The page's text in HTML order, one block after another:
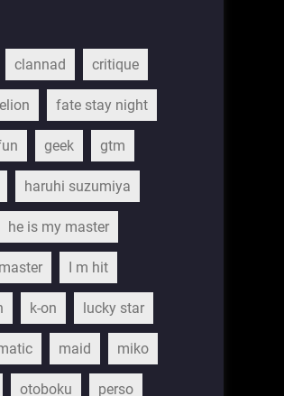
clannad critique
fate stay night
geek gtm
haruhi suzumiya
he is my master
I m hit
k-on lucky star
maid miko
otoboku perso